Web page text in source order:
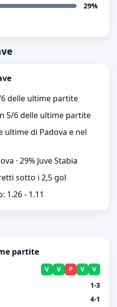
29%
delle ultime partite
5/6 delle ultime partite
ultime di Padova e nel
· 29% Juve Stabia
sotto i 2,5 gol
1.26 - 1.11
partite
V V P V V
1-3
4-1